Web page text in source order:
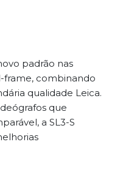
padrão nas
frame, combinando
qualidade Leica.
que
a SL3-S